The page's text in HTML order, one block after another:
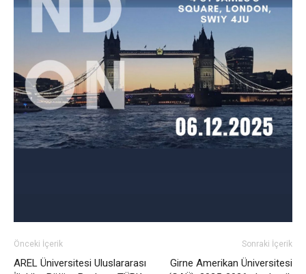
Önceki İçerik
AREL Üniversitesi Uluslararası
Sonraki İçerik
Girne Amerikan Üniversitesi